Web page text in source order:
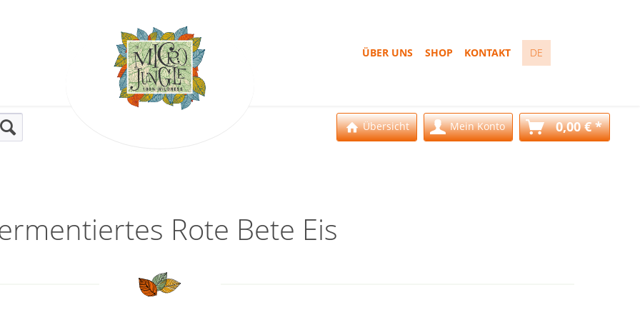
ÜBER UNS SHOP KONTAKT DE